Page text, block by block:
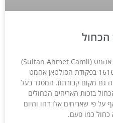
המסגד הכחול או מסגד הסולטאן אהמט (Sultan Ahmet Camii)
הוא מסגד עצום הוקם בשנת 1616 בפקודת הסולטאן אהמט
גם מקום קבורתו). המסגד בעל
בזכות האריחים הכחולים
על פי שאריחים אלו דהו והיום
כמו פעם.